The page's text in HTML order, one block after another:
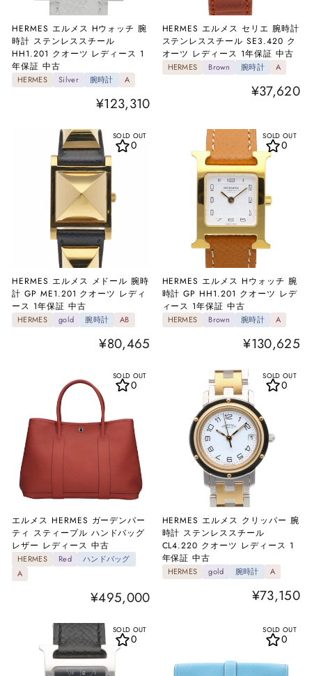
HERMES エルメス Hウォッチ 腕
時計 ステンレススチール
HH1.201 クオーツ レディース 1
年保証 中古
HERMES Silver 腕時計 A
¥123,310
HERMES エルメス セリエ 腕時計
ステンレススチール SE3.420 ク
オーツ レディース 1年保証 中古
HERMES Brown 腕時計 A
¥37,620
SOLD OUT
HERMES エルメス メドール 腕時
計 GP ME1.201 クオーツ レディ
ース 1年保証 中古
HERMES gold 腕時計 AB
¥80,465
0
SOLD OUT
HERMES エルメス Hウォッチ 腕
時計 GP HH1.201 クオーツ レデ
ィース 1年保証 中古
HERMES Brown 腕時計 A
¥130,625
0
SOLD OUT
エルメス HERMES ガーデンパー
ティ スティープル ハンドバッグ
レザー レディース 中古
HERMES Red
ハンドバッグ
A
¥495,000
0
SOLD OUT
HERMES エルメス クリッパー 腕
時計 ステンレススチール
CL4.220 クオーツ レディース 1
年保証 中古
HERMES gold 腕時計 A
¥73,150
0
SOLD OUT
0
SOLD OUT
0